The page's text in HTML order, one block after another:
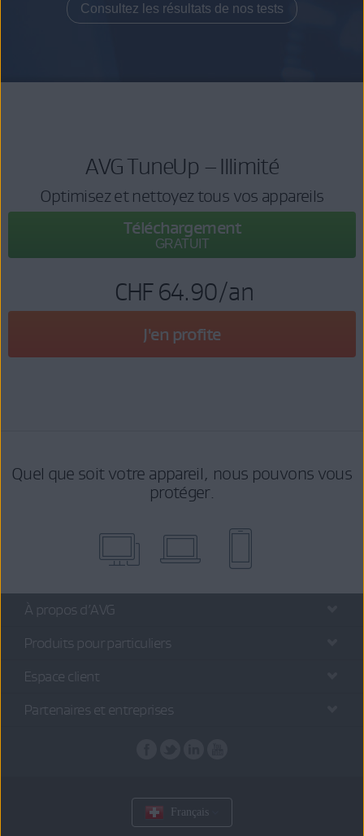
Consultez les résultats de nos tests
AVG TuneUp – Illimité
Optimisez et nettoyez tous vos appareils
Téléchargement
GRATUIT
CHF 64.90/an
J'en profite
Quel que soit votre appareil, nous pouvons vous
protéger.
À propos d’AVG
Produits pour particuliers
Espace client
Partenaires et entreprises
Français